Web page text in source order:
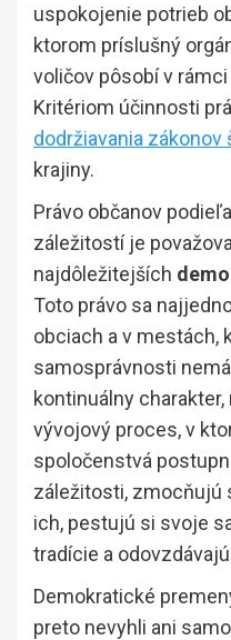
uspokojenie potrieb
ktorom príslušný
voličov pôsobí v
Kritériom účinnosti
dodržiavania zákonov
krajiny.
Právo občanov
záležitostí je
najdôležitejších
Toto právo sa
obciach a v mestách,
samosprávnosti
kontinuálny
vývojový proces, v
spoločenstvá
záležitosti, zmocňujú
ich, pestujú si svoje
tradície a
Demokratické
preto nevyhli ani